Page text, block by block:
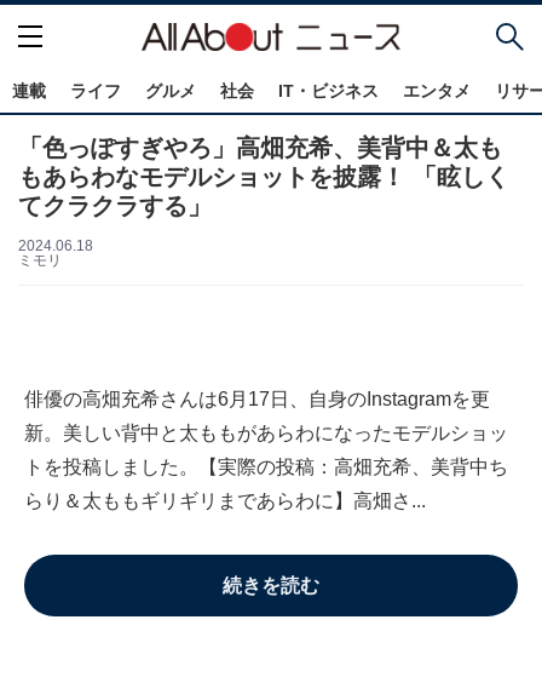
連載 ライフ グルメ 社会 IT・ビジネス エンタメ リサ
「色っぽすぎやろ」高畑充希、美背中＆太も
もあらわなモデルショットを披露！ 「眩しく
てクラクラする」
2024.06.18
ミモリ
俳優の高畑充希さんは6月17日、自身のInstagramを更
新。美しい背中と太ももがあらわになったモデルショッ
トを投稿しました。【実際の投稿：高畑充希、美背中ち
らり＆太ももギリギリまであらわに】高畑さ...
続きを読む